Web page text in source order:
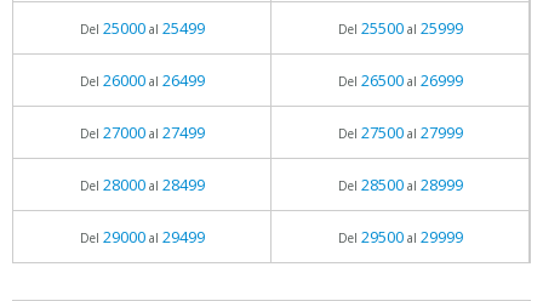
Del 25000al 25499 Del 25500al 25999
Del 26000al 26499 Del 26500al 26999
Del 27000al 27499 Del 27500al 27999
Del 28000al 28499 Del 28500al 28999
Del 29000al 29499 Del 29500al 29999